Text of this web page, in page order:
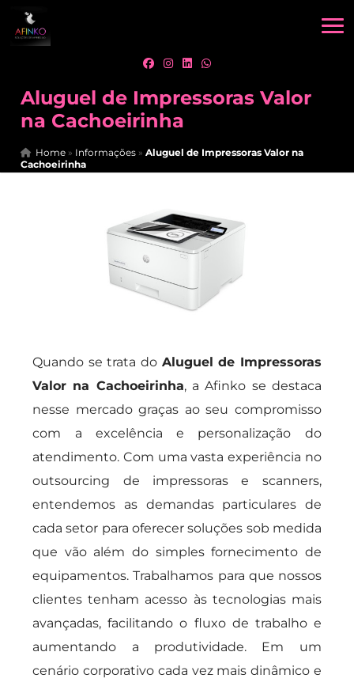
Aluguel de Impressoras Valor
na Cachoeirinha
Home » Informações »Aluguel de Impressoras Valor na
Cachoeirinha
Quando se trata do Aluguel de Impressoras
Valor na Cachoeirinha, a Afinko se destaca
nesse mercado graças ao seu compromisso
com a excelência e personalização do
atendimento. Com uma vasta experiência no
outsourcing de impressoras e scanners,
entendemos as demandas particulares de
cada setor para oferecer soluções sob medida
que vão além do simples fornecimento de
equipamentos. Trabalhamos para que nossos
clientes tenham acesso às tecnologias mais
avançadas, facilitando o fluxo de trabalho e
aumentando a produtividade. Em um
cenário corporativo cada vez mais dinâmico e